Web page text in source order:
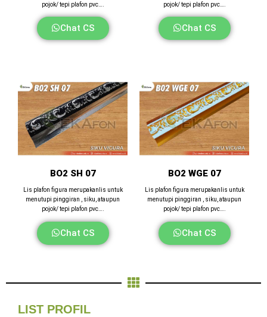
pojok/ tepi plafon pvc….
Chat CS
pojok/ tepi plafon pvc….
Chat CS
BO2 SH 07
Lis plafon figura merupakanlis untuk
menutupi pinggiran , siku, ataupun
pojok/ tepi plafon pvc….
Chat CS
BO2 WGE 07
Lis plafon figura merupakanlis untuk
menutupi pinggiran , siku, ataupun
pojok/ tepi plafon pvc….
Chat CS
LIST PROFIL